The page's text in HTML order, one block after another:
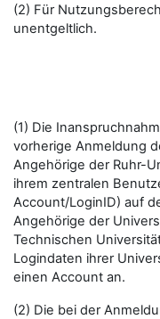
(2) Für
unentgeltlich.
(1) Die
vorherige Anmeldung
Angehörige der Ruhr-
ihrem zentralen
Account/LoginID) auf
Angehörige der
Technischen
Logindaten ihrer
einen Account an.
(2) Die bei der